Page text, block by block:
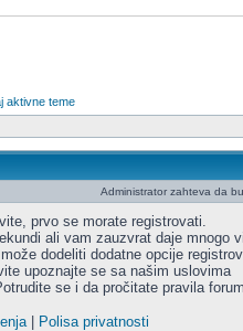
aktivne teme
Administrator zahteva da
prvo se morate registrovati.
ali vam zauzvrat daje mnogo
dodeliti dodatne opcije
upoznajte se sa našim uslovima
se i da pročitate pravila
| Polisa privatnosti